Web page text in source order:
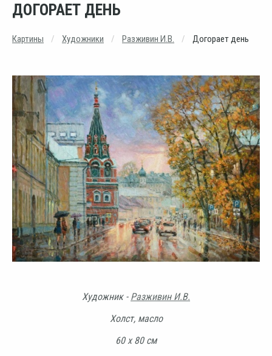
ДОГОРАЕТ ДЕНЬ
Картины Художники Разживин И.В. Догорает день
Художник - Разживин И.В.
Холст, масло
60 х 80 см